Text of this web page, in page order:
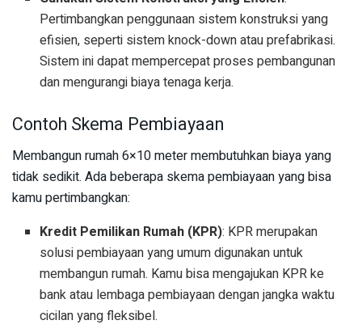
Pertimbangkan penggunaan sistem konstruksi yang
efisien, seperti sistem knock-down atau prefabrikasi.
Sistem ini dapat mempercepat proses pembangunan
dan mengurangi biaya tenaga kerja.
Contoh Skema Pembiayaan
Membangun rumah 6×10 meter membutuhkan biaya yang
tidak sedikit. Ada beberapa skema pembiayaan yang bisa
kamu pertimbangkan:
Kredit Pemilikan Rumah (KPR): KPR merupakan
solusi pembiayaan yang umum digunakan untuk
membangun rumah. Kamu bisa mengajukan KPR ke
bank atau lembaga pembiayaan dengan jangka waktu
cicilan yang fleksibel.